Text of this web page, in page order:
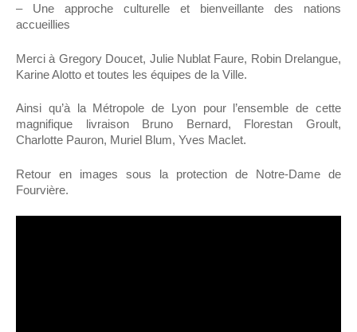
– Une approche culturelle et bienveillante des nations
accueillies
Merci à Gregory Doucet, Julie Nublat Faure, Robin Drelangue,
Karine Alotto et toutes les équipes de la Ville.
Ainsi qu’à la Métropole de Lyon pour l’ensemble de cette
magnifique livraison Bruno Bernard, Florestan Groult,
Charlotte Pauron, Muriel Blum, Yves Maclet.
Retour en images sous la protection de Notre-Dame de
Fourvière.